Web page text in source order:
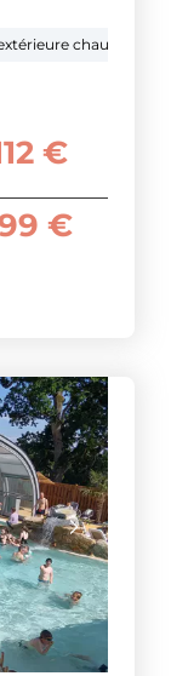
chauffée
€
€